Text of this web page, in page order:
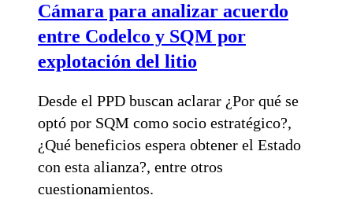
Cámara para analizar acuerdo
entre Codelco y SQM por
explotación del litio
Desde el PPD buscan aclarar ¿Por qué se
optó por SQM como socio estratégico?,
¿Qué beneficios espera obtener el Estado
con esta alianza?, entre otros
cuestionamientos.